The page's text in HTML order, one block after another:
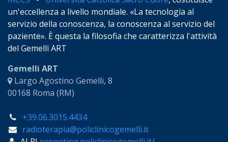
un'eccellenza a livello mondiale. «La tecnologia al
servizio della conoscenza, la conoscenza al servizio del
paziente». È questa la filosofia che caratterizza l'attività
del Gemelli ART
Gemelli ART
Largo Agostino Gemelli, 8
00168 Roma (RM)
+39.06.3015.4434
radioterapia@policlinicogemelli.it